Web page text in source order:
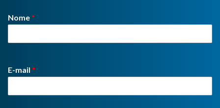
Nome*
E-mail *